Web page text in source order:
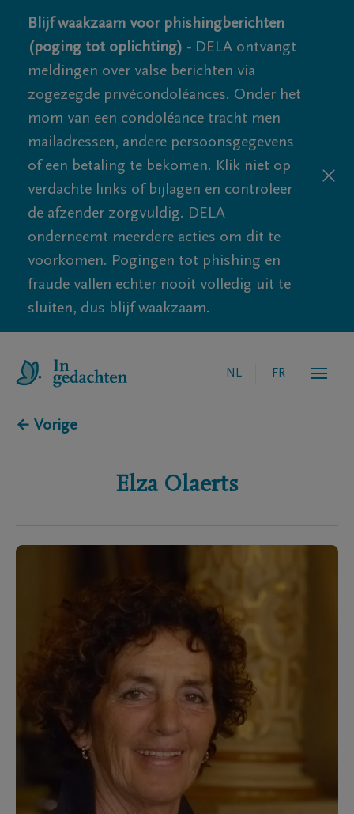
Blijf waakzaam voor phishingberichten
(poging tot oplichting) - DELA ontvangt
meldingen over valse berichten via
zogezegde privécondoléances. Onder het
mom van een condoléance tracht men
mailadressen, andere persoonsgegevens
of een betaling te bekomen. Klik niet op
verdachte links of bijlagen en controleer
de afzender zorgvuldig. DELA
onderneemt meerdere acties om dit te
voorkomen. Pogingen tot phishing en
fraude vallen echter nooit volledig uit te
sluiten, dus blijf waakzaam.
NL FR
← Vorige
Elza Olaerts